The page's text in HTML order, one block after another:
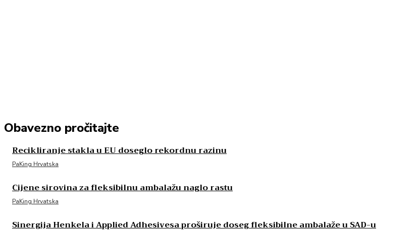
Obavezno pročitajte
Recikliranje stakla u EU doseglo rekordnu razinu
PaKing Hrvatska
Cijene sirovina za fleksibilnu ambalažu naglo rastu
PaKing Hrvatska
Sinergija Henkela i Applied Adhesivesa proširuje doseg fleksibilne ambalaže u SAD-u